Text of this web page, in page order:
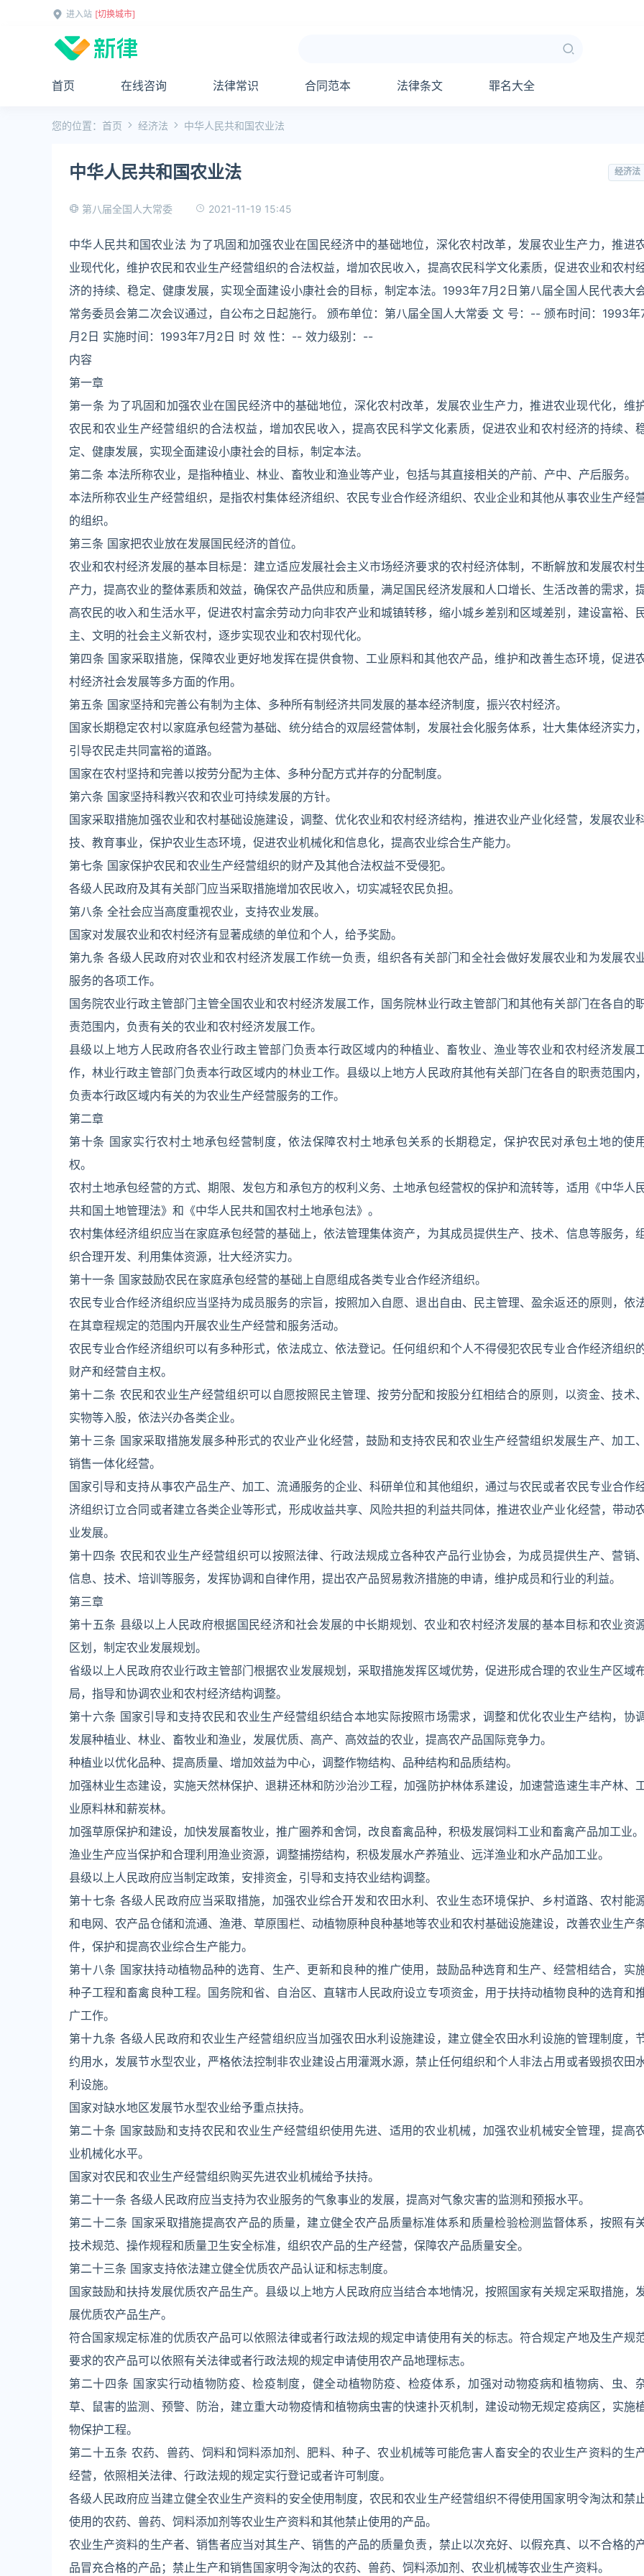
进入站 [切换城市]
首页 在线咨询 法律常识 合同范本 法律条文 罪名大全
您的位置： 首页 经济法 中华人民共和国农业法
中华人民共和国农业法 经济法
第八届全国人大常委 2021-11-19 15:45
中华人民共和国农业法 为了巩固和加强农业在国民经济中的基础地位，深化农村改革，发展农业生产力，推进
业现代化，维护农民和农业生产经营组织的合法权益，增加农民收入，提高农民科学文化素质，促进农业和农村
济的持续、稳定、健康发展，实现全面建设小康社会的目标，制定本法。1993年7月2日第八届全国人民代表大
常务委员会第二次会议通过，自公布之日起施行。 颁布单位：第八届全国人大常委 文 号：-- 颁布时间：1993年
月2日 实施时间：1993年7月2日 时 效 性：-- 效力级别：--
内容
第一章
第一条 为了巩固和加强农业在国民经济中的基础地位，深化农村改革，发展农业生产力，推进农业现代化，维
农民和农业生产经营组织的合法权益，增加农民收入，提高农民科学文化素质，促进农业和农村经济的持续、
定、健康发展，实现全面建设小康社会的目标，制定本法。
第二条 本法所称农业，是指种植业、林业、畜牧业和渔业等产业，包括与其直接相关的产前、产中、产后服务。
本法所称农业生产经营组织，是指农村集体经济组织、农民专业合作经济组织、农业企业和其他从事农业生产经
的组织。
第三条 国家把农业放在发展国民经济的首位。
农业和农村经济发展的基本目标是：建立适应发展社会主义市场经济要求的农村经济体制，不断解放和发展农村
产力，提高农业的整体素质和效益，确保农产品供应和质量，满足国民经济发展和人口增长、生活改善的需求，
高农民的收入和生活水平，促进农村富余劳动力向非农产业和城镇转移，缩小城乡差别和区域差别，建设富裕、
主、文明的社会主义新农村，逐步实现农业和农村现代化。
第四条 国家采取措施，保障农业更好地发挥在提供食物、工业原料和其他农产品，维护和改善生态环境，促进
村经济社会发展等多方面的作用。
第五条 国家坚持和完善公有制为主体、多种所有制经济共同发展的基本经济制度，振兴农村经济。
国家长期稳定农村以家庭承包经营为基础、统分结合的双层经营体制，发展社会化服务体系，壮大集体经济实力，
引导农民走共同富裕的道路。
国家在农村坚持和完善以按劳分配为主体、多种分配方式并存的分配制度。
第六条 国家坚持科教兴农和农业可持续发展的方针。
国家采取措施加强农业和农村基础设施建设，调整、优化农业和农村经济结构，推进农业产业化经营，发展农业
技、教育事业，保护农业生态环境，促进农业机械化和信息化，提高农业综合生产能力。
第七条 国家保护农民和农业生产经营组织的财产及其他合法权益不受侵犯。
各级人民政府及其有关部门应当采取措施增加农民收入，切实减轻农民负担。
第八条 全社会应当高度重视农业，支持农业发展。
国家对发展农业和农村经济有显著成绩的单位和个人，给予奖励。
第九条 各级人民政府对农业和农村经济发展工作统一负责，组织各有关部门和全社会做好发展农业和为发展农
服务的各项工作。
国务院农业行政主管部门主管全国农业和农村经济发展工作，国务院林业行政主管部门和其他有关部门在各自的
责范围内，负责有关的农业和农村经济发展工作。
县级以上地方人民政府各农业行政主管部门负责本行政区域内的种植业、畜牧业、渔业等农业和农村经济发展
作，林业行政主管部门负责本行政区域内的林业工作。县级以上地方人民政府其他有关部门在各自的职责范围内，
负责本行政区域内有关的为农业生产经营服务的工作。
第二章
第十条 国家实行农村土地承包经营制度，依法保障农村土地承包关系的长期稳定，保护农民对承包土地的使用
权。
农村土地承包经营的方式、期限、发包方和承包方的权利义务、土地承包经营权的保护和流转等，适用《中华人
共和国土地管理法》和《中华人民共和国农村土地承包法》。
农村集体经济组织应当在家庭承包经营的基础上，依法管理集体资产，为其成员提供生产、技术、信息等服务，组
织合理开发、利用集体资源，壮大经济实力。
第十一条 国家鼓励农民在家庭承包经营的基础上自愿组成各类专业合作经济组织。
农民专业合作经济组织应当坚持为成员服务的宗旨，按照加入自愿、退出自由、民主管理、盈余返还的原则，依
在其章程规定的范围内开展农业生产经营和服务活动。
农民专业合作经济组织可以有多种形式，依法成立、依法登记。任何组织和个人不得侵犯农民专业合作经济组织
财产和经营自主权。
第十二条 农民和农业生产经营组织可以自愿按照民主管理、按劳分配和按股分红相结合的原则，以资金、技术、
实物等入股，依法兴办各类企业。
第十三条 国家采取措施发展多种形式的农业产业化经营，鼓励和支持农民和农业生产经营组织发展生产、加工、
销售一体化经营。
国家引导和支持从事农产品生产、加工、流通服务的企业、科研单位和其他组织，通过与农民或者农民专业合作
济组织订立合同或者建立各类企业等形式，形成收益共享、风险共担的利益共同体，推进农业产业化经营，带动
业发展。
第十四条 农民和农业生产经营组织可以按照法律、行政法规成立各种农产品行业协会，为成员提供生产、营销、
信息、技术、培训等服务，发挥协调和自律作用，提出农产品贸易救济措施的申请，维护成员和行业的利益。
第三章
第十五条 县级以上人民政府根据国民经济和社会发展的中长期规划、农业和农村经济发展的基本目标和农业资
区划，制定农业发展规划。
省级以上人民政府农业行政主管部门根据农业发展规划，采取措施发挥区域优势，促进形成合理的农业生产区域
局，指导和协调农业和农村经济结构调整。
第十六条 国家引导和支持农民和农业生产经营组织结合本地实际按照市场需求，调整和优化农业生产结构，协
发展种植业、林业、畜牧业和渔业，发展优质、高产、高效益的农业，提高农产品国际竞争力。
种植业以优化品种、提高质量、增加效益为中心，调整作物结构、品种结构和品质结构。
加强林业生态建设，实施天然林保护、退耕还林和防沙治沙工程，加强防护林体系建设，加速营造速生丰产林、
业原料林和薪炭林。
加强草原保护和建设，加快发展畜牧业，推广圈养和舍饲，改良畜禽品种，积极发展饲料工业和畜禽产品加工业。
渔业生产应当保护和合理利用渔业资源，调整捕捞结构，积极发展水产养殖业、远洋渔业和水产品加工业。
县级以上人民政府应当制定政策，安排资金，引导和支持农业结构调整。
第十七条 各级人民政府应当采取措施，加强农业综合开发和农田水利、农业生态环境保护、乡村道路、农村能
和电网、农产品仓储和流通、渔港、草原围栏、动植物原种良种基地等农业和农村基础设施建设，改善农业生产
件，保护和提高农业综合生产能力。
第十八条 国家扶持动植物品种的选育、生产、更新和良种的推广使用，鼓励品种选育和生产、经营相结合，实
种子工程和畜禽良种工程。国务院和省、自治区、直辖市人民政府设立专项资金，用于扶持动植物良种的选育和
广工作。
第十九条 各级人民政府和农业生产经营组织应当加强农田水利设施建设，建立健全农田水利设施的管理制度，
约用水，发展节水型农业，严格依法控制非农业建设占用灌溉水源，禁止任何组织和个人非法占用或者毁损农田
利设施。
国家对缺水地区发展节水型农业给予重点扶持。
第二十条 国家鼓励和支持农民和农业生产经营组织使用先进、适用的农业机械，加强农业机械安全管理，提高
业机械化水平。
国家对农民和农业生产经营组织购买先进农业机械给予扶持。
第二十一条 各级人民政府应当支持为农业服务的气象事业的发展，提高对气象灾害的监测和预报水平。
第二十二条 国家采取措施提高农产品的质量，建立健全农产品质量标准体系和质量检验检测监督体系，按照有
技术规范、操作规程和质量卫生安全标准，组织农产品的生产经营，保障农产品质量安全。
第二十三条 国家支持依法建立健全优质农产品认证和标志制度。
国家鼓励和扶持发展优质农产品生产。县级以上地方人民政府应当结合本地情况，按照国家有关规定采取措施，
展优质农产品生产。
符合国家规定标准的优质农产品可以依照法律或者行政法规的规定申请使用有关的标志。符合规定产地及生产规
要求的农产品可以依照有关法律或者行政法规的规定申请使用农产品地理标志。
第二十四条 国家实行动植物防疫、检疫制度，健全动植物防疫、检疫体系，加强对动物疫病和植物病、虫、
草、鼠害的监测、预警、防治，建立重大动物疫情和植物病虫害的快速扑灭机制，建设动物无规定疫病区，实施
物保护工程。
第二十五条 农药、兽药、饲料和饲料添加剂、肥料、种子、农业机械等可能危害人畜安全的农业生产资料的生
经营，依照相关法律、行政法规的规定实行登记或者许可制度。
各级人民政府应当建立健全农业生产资料的安全使用制度，农民和农业生产经营组织不得使用国家明令淘汰和禁
使用的农药、兽药、饲料添加剂等农业生产资料和其他禁止使用的产品。
农业生产资料的生产者、销售者应当对其生产、销售的产品的质量负责，禁止以次充好、以假充真、以不合格的
品冒充合格的产品；禁止生产和销售国家明令淘汰的农药、兽药、饲料添加剂、农业机械等农业生产资料。